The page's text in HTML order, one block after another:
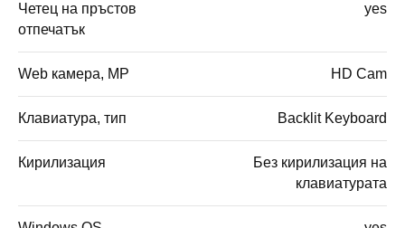
Четец на пръстов
отпечатък
yes
Web камера, MP HD Cam
Клавиатура, тип Backlit Keyboard
Кирилизация
Без кирилизация на
клавиатурата